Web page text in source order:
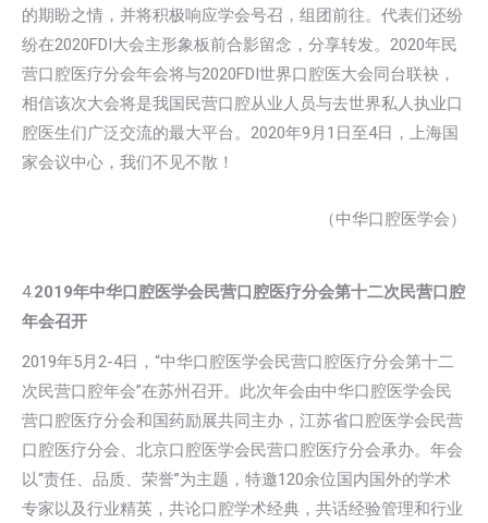
的期盼之情，并将积极响应学会号召，组团前往。代表们还纷
纷在2020FDI大会主形象板前合影留念，分享转发。2020年民
营口腔医疗分会年会将与2020FDI世界口腔医大会同台联袂，
相信该次大会将是我国民营口腔从业人员与去世界私人执业口
腔医生们广泛交流的最大平台。2020年9月1日至4日，上海国
家会议中心，我们不见不散！
（中华口腔医学会）
4.2019年中华口腔医学会民营口腔医疗分会第十二次民营口腔
年会召开
2019年5月2-4日，“中华口腔医学会民营口腔医疗分会第十二
次民营口腔年会”在苏州召开。此次年会由中华口腔医学会民
营口腔医疗分会和国药励展共同主办，江苏省口腔医学会民营
口腔医疗分会、北京口腔医学会民营口腔医疗分会承办。年会
以“责任、品质、荣誉”为主题，特邀120余位国内国外的学术
专家以及行业精英，共论口腔学术经典，共话经验管理和行业